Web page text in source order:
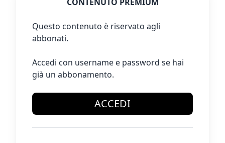
Questo contenuto è riservato agli
abbonati.
Accedi con username e password se hai
già un abbonamento.
ACCEDI